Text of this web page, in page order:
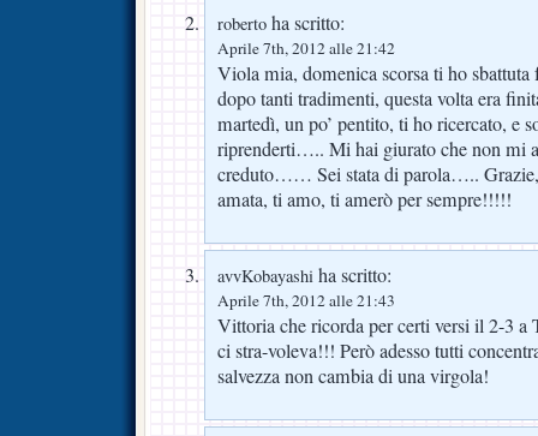
roberto ha scritto:
Aprile 7th, 2012 alle 21:42
Viola mia, domenica scorsa ti ho
dopo tanti tradimenti, questa volta era
martedì, un po’ pentito, ti ho ricercato, e
riprenderti….. Mi hai giurato che non mi
creduto…… Sei stata di parola…..
amata, ti amo, ti amerò per sempre!!!!!
avvKobayashi ha scritto:
Aprile 7th, 2012 alle 21:43
Vittoria che ricorda per certi versi il 2-3 a
ci stra-voleva!!! Però adesso tutti
salvezza non cambia di una virgola!